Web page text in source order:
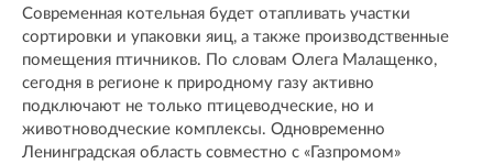
Современная котельная будет отапливать участки
сортировки и упаковки яиц, а также производственные
помещения птичников. По словам Олега Малащенко,
сегодня в регионе к природному газу активно
подключают не только птицеводческие, но и
животноводческие комплексы. Одновременно
Ленинградская область совместно с «Газпромом»